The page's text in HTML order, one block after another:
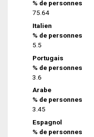
% de personnes
75.64
Italien
% de personnes
5.5
Portugais
% de personnes
3.6
Arabe
% de personnes
3.45
Espagnol
% de personnes